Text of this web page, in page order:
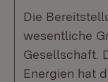
Die
wesentliche
Gesellschaft.
Energien hat